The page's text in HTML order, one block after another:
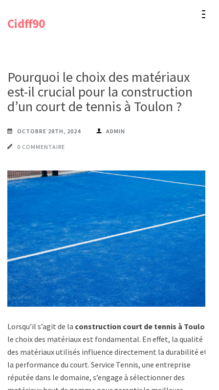
Cidff90
Pourquoi le choix des matériaux
est-il crucial pour la construction
d’un court de tennis à Toulon ?
OCTOBRE 28TH, 2024 ADMIN
0 COMMENTAIRE
Lorsqu’il s’agit de la construction court de tennis à Toulon
le choix des matériaux est fondamental. En effet, la qualité
des matériaux utilisés influence directement la durabilité et
la performance du court. Service Tennis, une entreprise
réputée dans le domaine, s’engage à sélectionner des